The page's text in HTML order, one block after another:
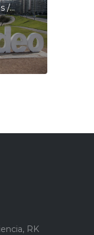
/...
RK